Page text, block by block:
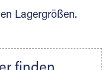
Lagergrößen.